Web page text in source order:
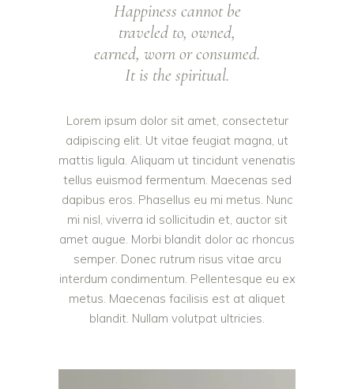
Happiness cannot be
traveled to, owned,
earned, worn or consumed.
It is the spiritual.
Lorem ipsum dolor sit amet, consectetur
adipiscing elit. Ut vitae feugiat magna, ut
mattis ligula. Aliquam ut tincidunt venenatis
tellus euismod fermentum. Maecenas sed
dapibus eros. Phasellus eu mi metus. Nunc
mi nisl, viverra id sollicitudin et, auctor sit
amet augue. Morbi blandit dolor ac rhoncus
semper. Donec rutrum risus vitae arcu
interdum condimentum. Pellentesque eu ex
metus. Maecenas facilisis est at aliquet
blandit. Nullam volutpat ultricies.